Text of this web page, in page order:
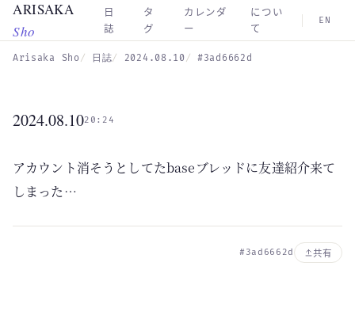
Skip to main content
ARISAKA
Sho
日
誌
タ
グ
カレンダ
ー
につい
て
EN
Arisaka Sho 日誌 2024.08.10 #3ad6662d
2024.08.1020:24
アカウント消そうとしてたbaseブレッドに友達紹介来て
しまった…
#3ad6662d 共有